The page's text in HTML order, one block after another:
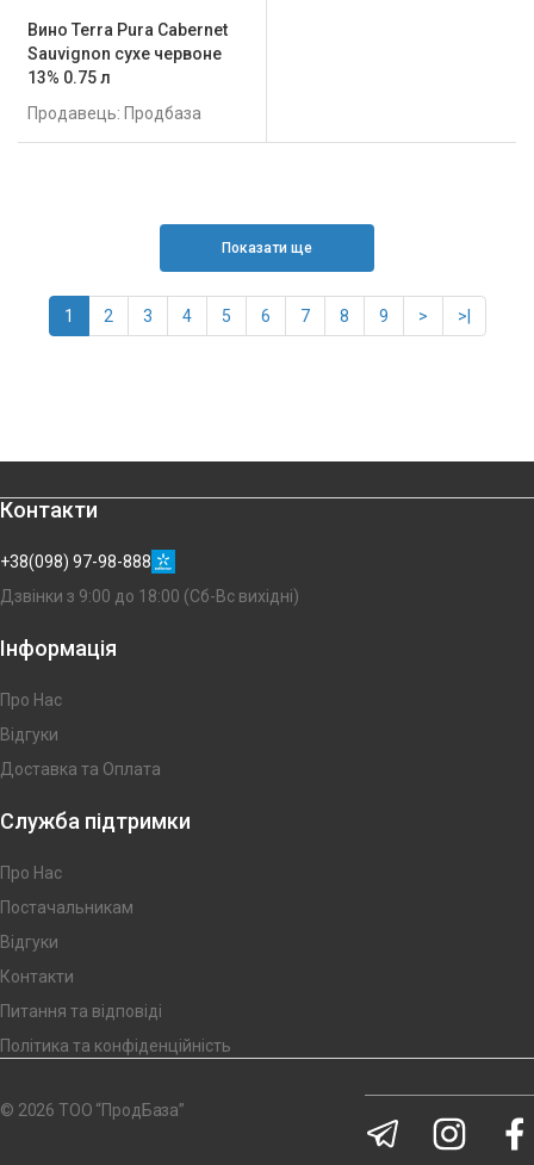
Вино Terra Pura Сabernet
Sauvignon сухе червоне
13% 0.75 л
Продавець: Продбаза
Показати ще
1 2 3 4 5 6 7 8 9 > >|
Контакти
+38(098) 97-98-888
Дзвінки з 9:00 до 18:00 (Сб-Вс вихідні)
Інформація
Про Нас
Відгуки
Доставка та Оплата
Служба підтримки
Про Нас
Постачальникам
Відгуки
Контакти
Питання та відповіді
Політика та конфіденційність
© 2026 ТОО “ПродБаза”